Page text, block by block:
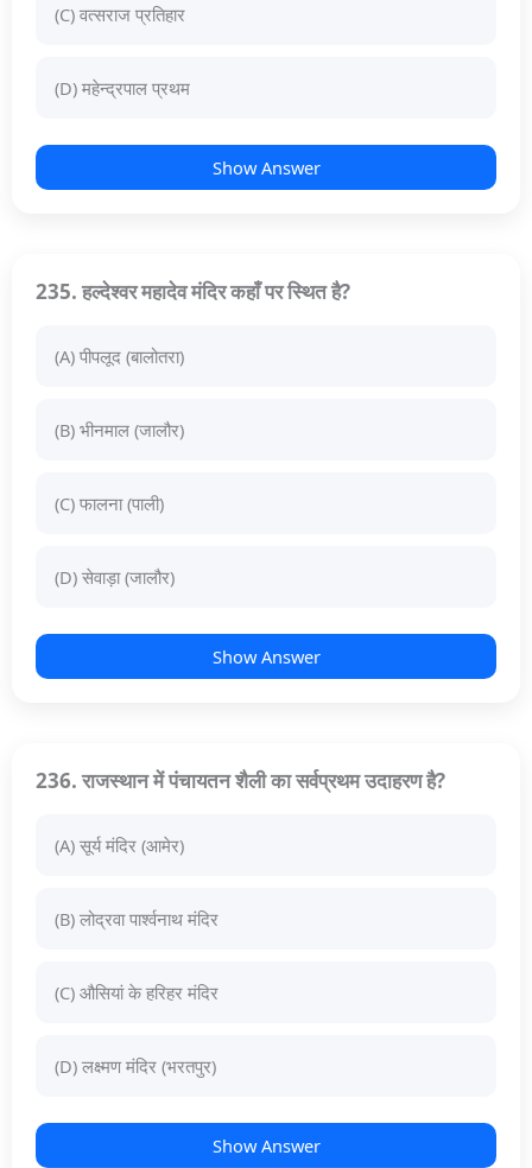
(C) वत्सराज प्रतिहार
(D) महेन्द्रपाल प्रथम
Show Answer
235. हल्देश्वर महादेव मंदिर कहाँ पर स्थित है?
(A) पीपलूद (बालोतरा)
(B) भीनमाल (जालौर)
(C) फालना (पाली)
(D) सेवाड़ा (जालौर)
Show Answer
236. राजस्थान में पंचायतन शैली का सर्वप्रथम उदाहरण है?
(A) सूर्य मंदिर (आमेर)
(B) लोद्रवा पार्श्वनाथ मंदिर
(C) औसियां के हरिहर मंदिर
(D) लक्ष्मण मंदिर (भरतपुर)
Show Answer